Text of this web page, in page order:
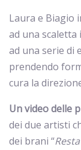
Laura e Biagio
ad una
ad una serie di
prendendo
cura la
Un video delle
dei due artisti
dei brani “